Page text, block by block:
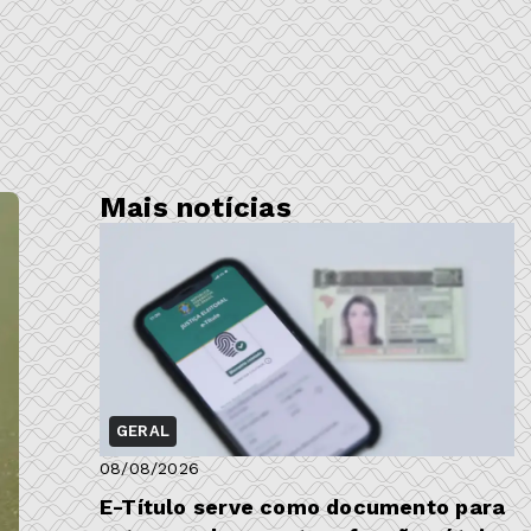
Mais notícias
GERAL
08/08/2026
E-Título serve como documento para